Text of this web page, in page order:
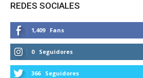
REDES SOCIALES
1,409 Fans
0 Seguidores
366 Seguidores